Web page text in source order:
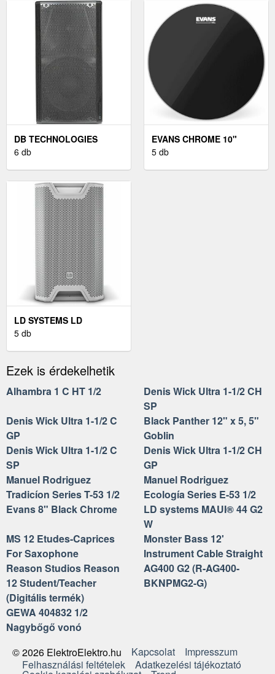
DB TECHNOLOGIES
OPERA 12 AKTÍV
6 db
EVANS CHROME 10"
FEKETE
5 db
LD SYSTEMS LD
SYSTEMS ICOA 12 W
5 db
Ezek is érdekelhetik
Alhambra 1 C HT 1/2
Denis Wick Ultra 1-1/2 CH
SP
Denis Wick Ultra 1-1/2 C
GP
Black Panther 12" x 5, 5"
Goblin
Denis Wick Ultra 1-1/2 C
SP
Denis Wick Ultra 1-1/2 CH
GP
Manuel Rodriguez
Tradicíon Series T-53 1/2
Manuel Rodriguez
Ecología Series E-53 1/2
Evans 8" Black Chrome
LD systems MAUI® 44 G2
W
MS 12 Etudes-Caprices
For Saxophone
Monster Bass 12'
Instrument Cable Straight
Reason Studios Reason
12 Student/Teacher
(Digitális termék)
AG400 G2 (R-AG400-
BKNPMG2-G)
GEWA 404832 1/2
Nagybőgő vonó
© 2026 ElektroElektro.hu
Kapcsolat
Impresszum
Felhasználási feltételek
Adatkezelési tájékoztató